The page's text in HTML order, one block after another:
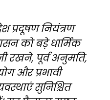
प्रदूषण नियंत्रण
को बड़े धार्मिक
रखने, पूर्व अनुमति,
और प्रभावी
सुनिश्चित